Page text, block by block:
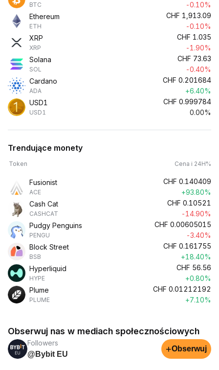
BTC
-0.10%
Ethereum
ETH
CHF 1,913.09
-0.10%
XRP
XRP
CHF 1.035
-1.90%
Solana
SOL
CHF 73.63
-0.40%
Cardano
ADA
CHF 0.201684
+6.40%
USD1
USD1
CHF 0.999784
0.00%
Trendujące monety
Token Cena i 24H%
Fusionist
ACE
CHF 0.140409
+93.80%
Cash Cat
CASHCAT
CHF 0.10521
-14.90%
Pudgy Penguins
PENGU
CHF 0.00605015
-3.40%
Block Street
BSB
CHF 0.161755
+18.40%
Hyperliquid
HYPE
CHF 56.56
+0.80%
Plume
PLUME
CHF 0.01212192
+7.10%
Obserwuj nas w mediach społecznościowych
Followers
@Bybit EU
+Obserwuj